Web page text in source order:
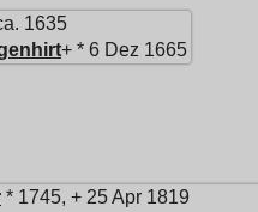
1635
+ * 6 Dez 1665
* 1745, + 25 Apr 1819